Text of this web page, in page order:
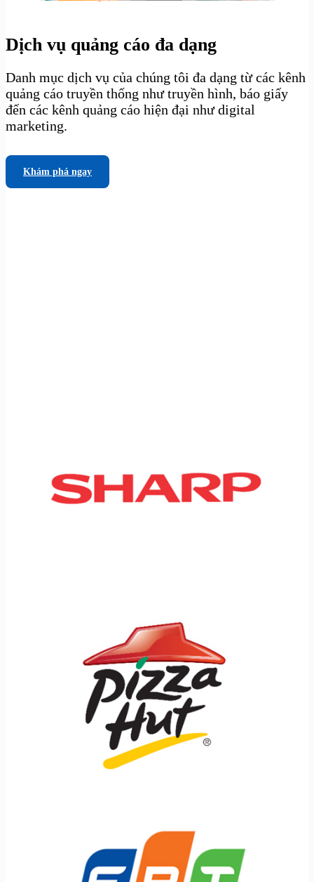
Dịch vụ quảng cáo đa dạng
Danh mục dịch vụ của chúng tôi đa dạng từ các kênh
quảng cáo truyền thống như truyền hình, báo giấy
đến các kênh quảng cáo hiện đại như digital
marketing.
Khám phá ngay